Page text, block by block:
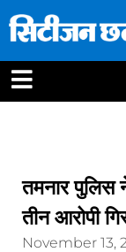
तमनार पुलिस
तीन आरोपी
November 13,